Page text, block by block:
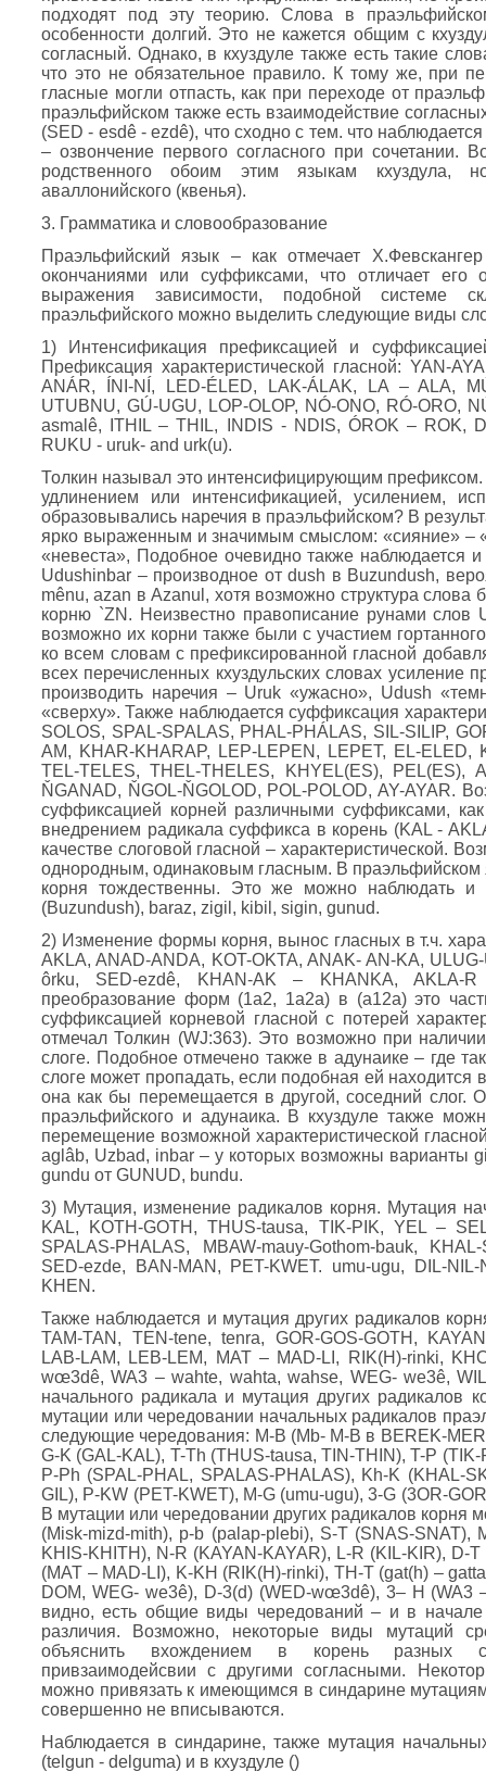
подходят под эту теорию. Слова в
особенности долгий. Это не кажется общим с
согласный. Однако, в кхуздуле также есть такие
что это не обязательное правило. К тому же, при
гласные могли отпасть, как при переходе от
праэльфийском также есть взаимодействие
(SED - esdê - ezdê), что сходно с тем. что
– озвончение первого согласного при сочетании.
родственного обоим этим языкам кхуздула,
аваллонийского (квенья).
3. Грамматика и словообразование
Праэльфийский язык – как отмечает
окончаниями или суффиксами, что отличает его
выражения зависимости, подобной системе
праэльфийского можно выделить следующие виды
1) Интенсификация префиксацией и
Префиксация характеристической гласной: YAN-
ANÁR, ÍNI-NÍ, LED-ÉLED, LAK-ÁLAK, LA – ALA,
UTUBNU, GÚ-UGU, LOP-OLOP, NÓ-ONO, RÓ-ORO,
asmalê, ITHIL – THIL, INDIS - NDIS, ÓROK – ROK,
RUKU - uruk- and urk(u).
Толкин называл это интенсифицирующим
удлинением или интенсификацией, усилением,
образовывались наречия в праэльфийском? В
ярко выраженным и значимым смыслом: «сияние» –
«невеста», Подобное очевидно также наблюдается
Udushinbar – производное от dush в Buzundush,
mênu, azan в Azanul, хотя возможно структура
корню `ZN. Неизвестно правописание рунами слов
возможно их корни также были с участием
ко всем словам с префиксированной гласной
всех перечисленных кхуздульских словах усиление
производить наречия – Uruk «ужасно», Udush
«сверху». Также наблюдается суффиксация
SOLOS, SPAL-SPALAS, PHAL-PHÁLAS, SIL-SILIP,
AM, KHAR-KHARAP, LEP-LEPEN, LEPET, EL-ELED,
TEL-TELES, THEL-THELES, KHYEL(ES), PEL(ES),
ŇGANAD, ŇGOL-ŇGOLOD, POL-POLOD, AY-AYAR.
суффиксацией корней различными суффиксами,
внедрением радикала суффикса в корень (KAL -
качестве слоговой гласной – характеристической.
однородным, одинаковым гласным. В праэльфийском
корня тождественны. Это же можно наблюдать и
(Buzundush), baraz, zigil, kibil, sigin, gunud.
2) Изменение формы корня, вынос гласных в т.ч.
AKLA, ANAD-ANDA, KOT-OKTA, ANAK- AN-KA,
ôrku, SED-ezdê, KHAN-AK – KHANKA,
преобразование форм (1а2, 1а2а) в (а12а) это
суффиксацией корневой гласной с потерей
отмечал Толкин (WJ:363). Это возможно при
слоге. Подобное отмечено также в адунаике – где
слоге может пропадать, если подобная ей находится
она как бы перемещается в другой, соседний слог.
праэльфийского и адунаика. В кхуздуле также
перемещение возможной характеристической
aglâb, Uzbad, inbar – у которых возможны варианты
gundu от GUNUD, bundu.
3) Мутация, изменение радикалов корня. Мутация
KAL, KOTH-GOTH, THUS-tausa, TIK-PIK, YEL –
SPALAS-PHALAS, MBAW-mauy-Gothom-bauk,
SED-ezde, BAN-MAN, PET-KWET. umu-ugu, DIL-
KHEN.
Также наблюдается и мутация других радикалов
TAM-TAN, TEN-tene, tenra, GOR-GOS-GOTH,
LAB-LAM, LEB-LEM, MAT – MAD-LI, RIK(H)-rinki,
wœ3dê, WA3 – wahte, wahta, wahse, WEG- we3ê,
начального радикала и мутация других радикалов
мутации или чередовании начальных радикалов
следующие чередования: M-B (Mb- M-B в BEREK-
G-K (GAL-KAL), T-Th (THUS-tausa, TIN-THIN), T-P
P-Ph (SPAL-PHAL, SPALAS-PHALAS), Kh-K (KHAL-
GIL), P-KW (PET-KWET), M-G (umu-ugu), 3-G (3OR-
В мутации или чередовании других радикалов
(Misk-mizd-mith), p-b (palap-plebi), S-T (SNAS-SNAT),
KHIS-KHITH), N-R (KAYAN-KAYAR), L-R (KIL-KIR), D-
(MAT – MAD-LI), K-KH (RIK(H)-rinki), TH-T (gat(h) –
DOM, WEG- we3ê), D-3(d) (WED-wœ3dê), 3– H (WA3
видно, есть общие виды чередований – и в
различия. Возможно, некоторые виды мутаций
объяснить вхождением в корень разных
привзаимодейсвии с другими согласными.
можно привязать к имеющимся в синдарине
совершенно не вписываются.
Наблюдается в синдарине, также мутация
(telgun - delguma) и в кхуздуле ()